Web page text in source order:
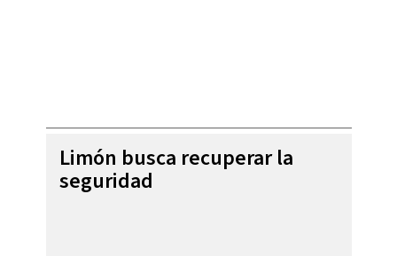
Limón busca recuperar la
seguridad